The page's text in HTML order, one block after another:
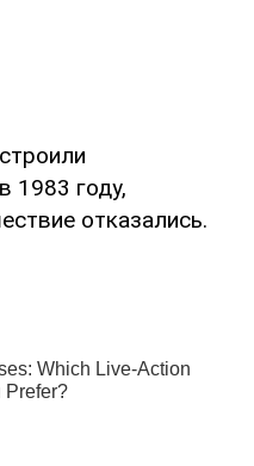
1983 году,
отказались.